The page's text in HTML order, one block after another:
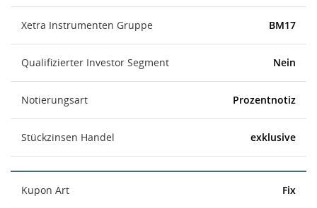
Xetra Instrumenten Gruppe BM17
Qualifizierter Investor Segment Nein
Notierungsart Prozentnotiz
Stückzinsen Handel exklusive
Kupon Art Fix